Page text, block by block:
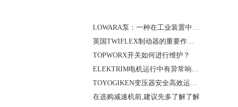
LOWARA泵：一种在工业装置中广泛使用的泵
英国TWIFLEX制动器的重要作用是什么？
TOPWORX开关如何进行维护？
ELEKTRIM电机运行中有异常响声是什么原因？
TOYOGIKEN变压器安全高效运行指南：规范操作与长效维护
在选购减速机前,建议先多了解了解